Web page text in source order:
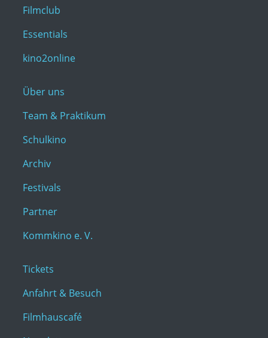
Filmclub
Essentials
kino2online
Über uns
Team & Praktikum
Schulkino
Archiv
Festivals
Partner
Kommkino e. V.
Tickets
Anfahrt & Besuch
Filmhauscafé